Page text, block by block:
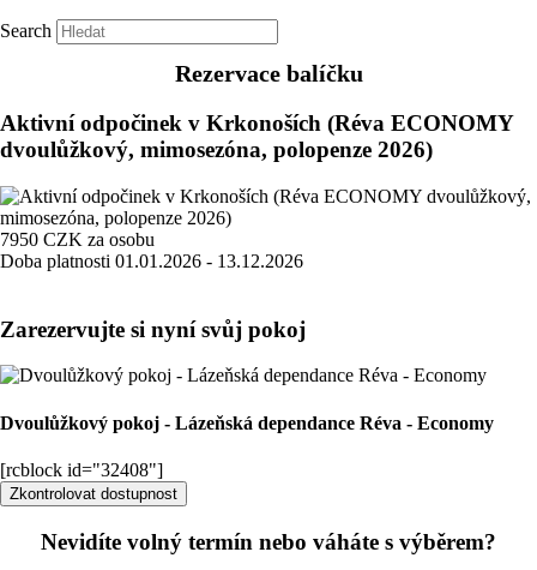
Search
Rezervace balíčku
Aktivní odpočinek v Krkonoších (Réva ECONOMY
dvoulůžkový, mimosezóna, polopenze 2026)
7950 CZK za osobu
Doba platnosti 01.01.2026 - 13.12.2026
Zarezervujte si nyní svůj pokoj
Dvoulůžkový pokoj - Lázeňská dependance Réva - Economy
[rcblock id="32408"]
Zkontrolovat dostupnost
Nevidíte volný termín nebo váháte s výběrem?